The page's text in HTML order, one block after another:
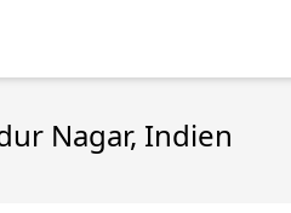
Nagar, Indien